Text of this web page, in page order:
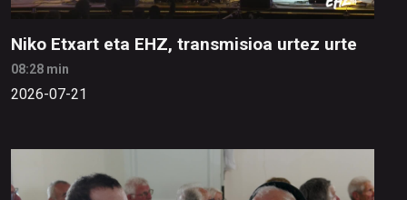
Niko Etxart eta EHZ, transmisioa urtez urte
08:28 min
2026-07-21